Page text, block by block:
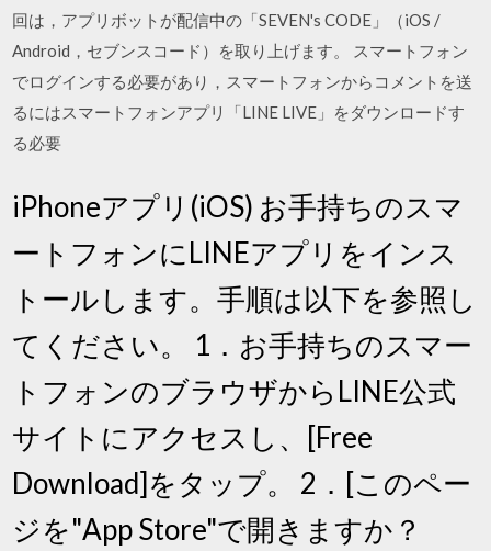
回は，アプリボットが配信中の「SEVEN's CODE」（iOS /
Android，セブンスコード）を取り上げます。 スマートフォン
でログインする必要があり，スマートフォンからコメントを送
るにはスマートフォンアプリ「LINE LIVE」をダウンロードす
る必要
iPhoneアプリ(iOS) お手持ちのスマ
ートフォンにLINEアプリをインス
トールします。手順は以下を参照し
てください。 1．お手持ちのスマー
トフォンのブラウザからLINE公式
サイトにアクセスし、[Free
Download]をタップ。 2．[このペー
ジを"App Store"で開きますか？